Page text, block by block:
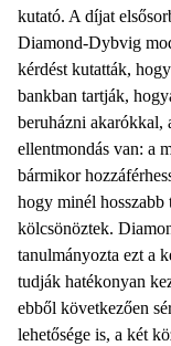
kutató. A díjat
Diamond-Dybvig
kérdést kutatták,
bankban tartják,
beruházni akarókkal,
ellentmondás van: a
bármikor
hogy minél hosszabb
kölcsönöztek.
tanulmányozta ezt a
tudják hatékonyan
ebből következően
lehetősége is, a két